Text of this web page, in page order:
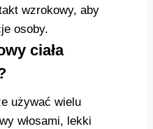
wzrokowy, aby
osoby.
ciała
używać wielu
włosami, lekki